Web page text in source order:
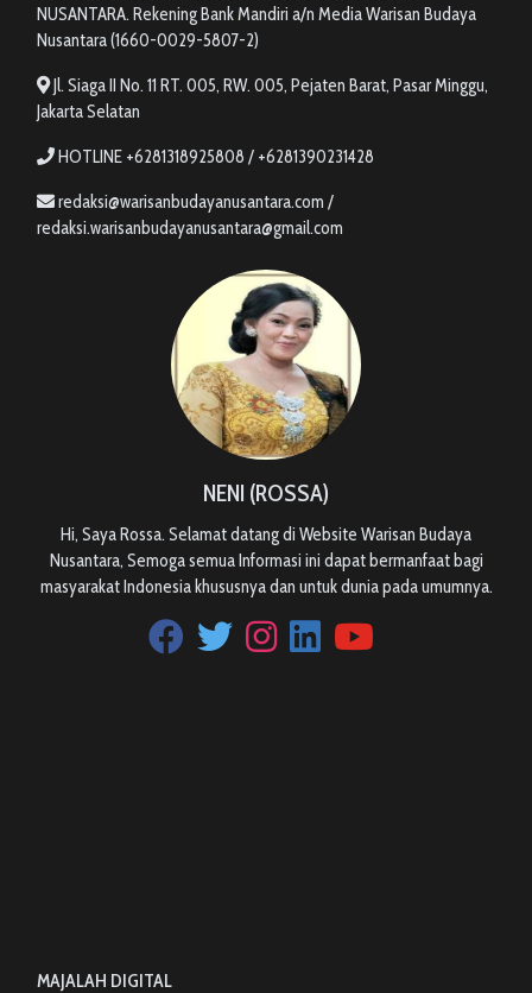
NUSANTARA. Rekening Bank Mandiri a/n Media Warisan Budaya
Nusantara (1660-0029-5807-2)
Jl. Siaga II No. 11 RT. 005, RW. 005, Pejaten Barat, Pasar Minggu,
Jakarta Selatan
HOTLINE +6281318925808 / +6281390231428
redaksi@warisanbudayanusantara.com /
redaksi.warisanbudayanusantara@gmail.com
NENI (ROSSA)
Hi, Saya Rossa. Selamat datang di Website Warisan Budaya
Nusantara, Semoga semua Informasi ini dapat bermanfaat bagi
masyarakat Indonesia khususnya dan untuk dunia pada umumnya.
MAJALAH DIGITAL